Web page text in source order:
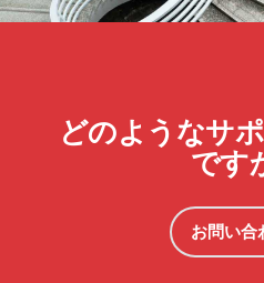
どのようなサ
です
お問い合